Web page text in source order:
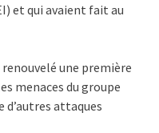
et qui avaient fait au
une première
menaces du groupe
d’autres attaques